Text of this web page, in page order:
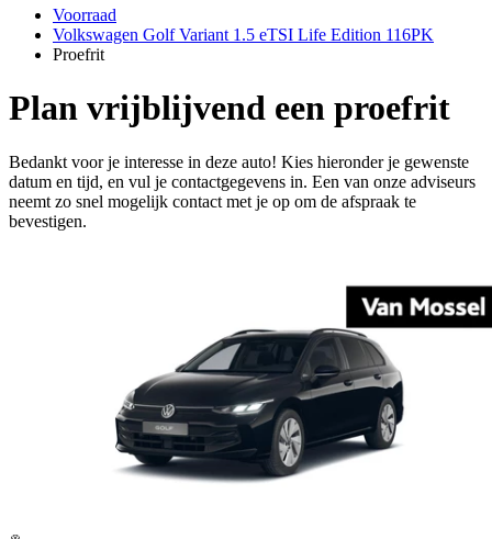
Voorraad
Volkswagen Golf Variant 1.5 eTSI Life Edition 116PK
Proefrit
Plan vrijblijvend een proefrit
Bedankt voor je interesse in deze auto! Kies hieronder je gewenste
datum en tijd, en vul je contactgegevens in. Een van onze adviseurs
neemt zo snel mogelijk contact met je op om de afspraak te
bevestigen.